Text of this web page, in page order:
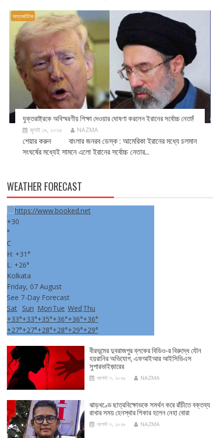
আন্তর্জাতিক
যুক্তরাষ্ট্রকে অবিস্মরণীয় শিক্ষা দেওয়ার ঘোষণা করলেন ইরানের সর্বোচ্চ নেতা!
জুলাই ১৯, ২০২৬ NAZMA
শেয়ার করুন বাংলার জনরব ডেস্ক : আমেরিকা ইরানের মধ্যে চলমান
সংঘর্ষের মধ্যেই সামনে এলো ইরানের সর্বোচ্চ নেতার...
WEATHER FORECAST
+30
°
C
H: +31°
L: +26°
Kolkata
Friday, 07 August
See 7-Day Forecast
Sat Sun MonTue Wed Thu
+33°+33°+35°+36°+36°+36°
+27°+27°+28°+28°+29°+29°
বীরভূমের দুবরাজপুর ব্লকের বিডিও-র বিরুদ্ধে যৌন
হয়রানির অভিযোগ, এফআইআর আইসিডিএস
সুপারভাইজ়ারের
আগস্ট ৭, ২০২৬ NAZMA
ঝাড়খণ্ডে ছাত্রবিক্ষোভকে সমর্থন করে রাঁচীতে বক্তব্য
রাখার সময় হেনস্থার শিকার হলেন নেহা বোরা
আগস্ট ৭, ২০২৬ NAZMA